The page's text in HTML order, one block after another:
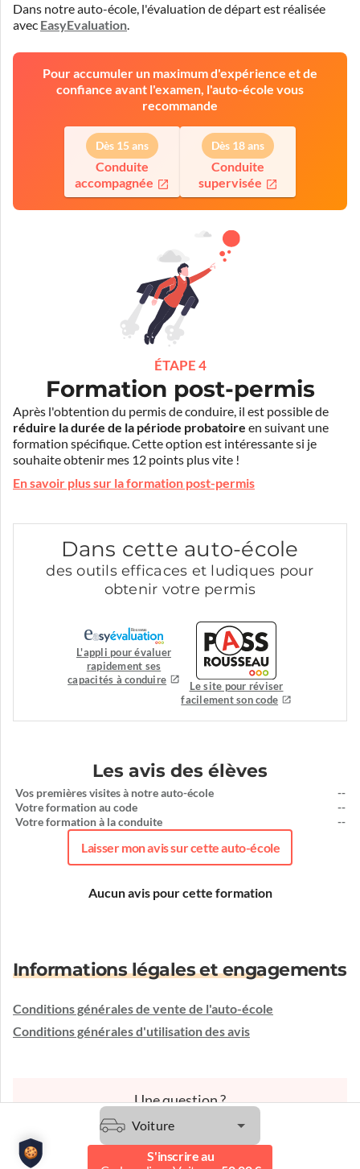
Dans notre auto-école, l'évaluation de départ est réalisée
avec EasyEvaluation.
Pour accumuler un maximum d'expérience et de
confiance avant l'examen, l'auto-école vous
recommande
Dès 15 ans
Conduite
accompagnée
Dès 18 ans
Conduite
supervisée
ÉTAPE 4
Formation post-permis
Après l'obtention du permis de conduire, il est possible de
réduire la durée de la période probatoire en suivant une
formation spécifique. Cette option est intéressante si je
souhaite obtenir mes 12 points plus vite !
En savoir plus sur la formation post-permis
Dans cette auto-école
des outils efficaces et ludiques pour
obtenir votre permis
L'appli pour évaluer
rapidement ses
capacités à conduire
Le site pour réviser
facilement son code
Les avis des élèves
Vos premières visites à notre auto-école
Votre formation au code
Votre formation à la conduite
--
--
--
Laisser mon avis sur cette auto-école
Aucun avis pour cette formation
Informations légales et engagements
Conditions générales de vente de l'auto-école
Conditions générales d'utilisation des avis
Une question ?
L'auto-école vous écoute et vous conseille.
Etre contacté
Voiture
S'inscrire au